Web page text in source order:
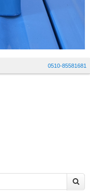
0510-85581681